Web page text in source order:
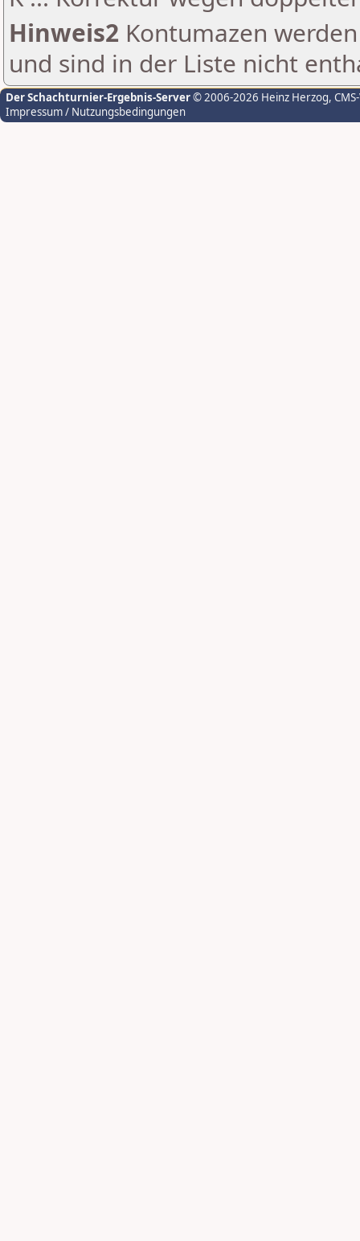
Hinweis2 Kontumazen
und sind in der Liste nicht
Der Schachturnier-Ergebnis-Server© 2006-2026 Heinz Herzog,
Impressum / Nutzungsbedingungen